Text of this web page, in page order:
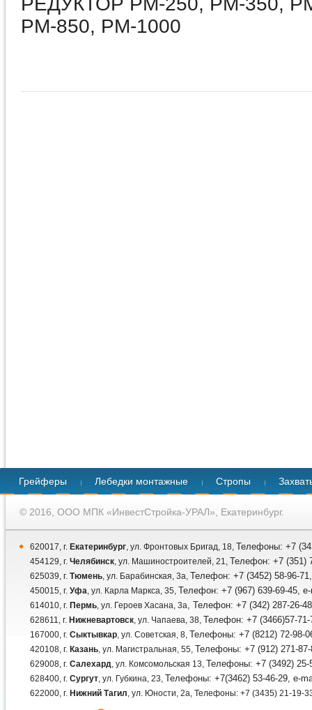
РМ-850, РМ-1000
Грейферы Лебедки монтажные Стропы
© 2016, ООО МПК «ИнвестСтройка-УРАЛ», Екатеринбург.
620017, г. Екатеринбург, ул. Фронтовых Бригад, 18, Телефоны: +7
454129, г. Челябинск, ул. Машиностроителей, 21, Телефон: +7 (351)
625039, г. Тюмень, ул. Барабинская, 3а, Телефон: +7 (3452) 58-96-
450015, г. Уфа, ул. Карла Маркса, 35, Телефон: +7 (967) 639-69-45,
614010, г. Пермь, ул. Героев Хасана, 3а, Телефон: +7 (342) 287-26-
628611, г. Нижневартовск, ул. Чапаева, 38, Телефон: +7 (3466)57-
167000, г. Сыктывкар, ул. Советская, 8, Телефоны: +7 (8212) 72-98-
420108, г. Казань, ул. Магистральная, 55, Телефоны: +7 (912) 271-
629008, г. Салехард, ул. Комсомольская 13, Телефоны: +7 (3492) 25-
628400, г. Сургут, ул. Губкина, 23, Телефоны: +7(3462) 53-46-29, e-
622000, г. Нижний Тагил, ул. Юности, 2а, Телефоны: +7 (3435) 21-19-